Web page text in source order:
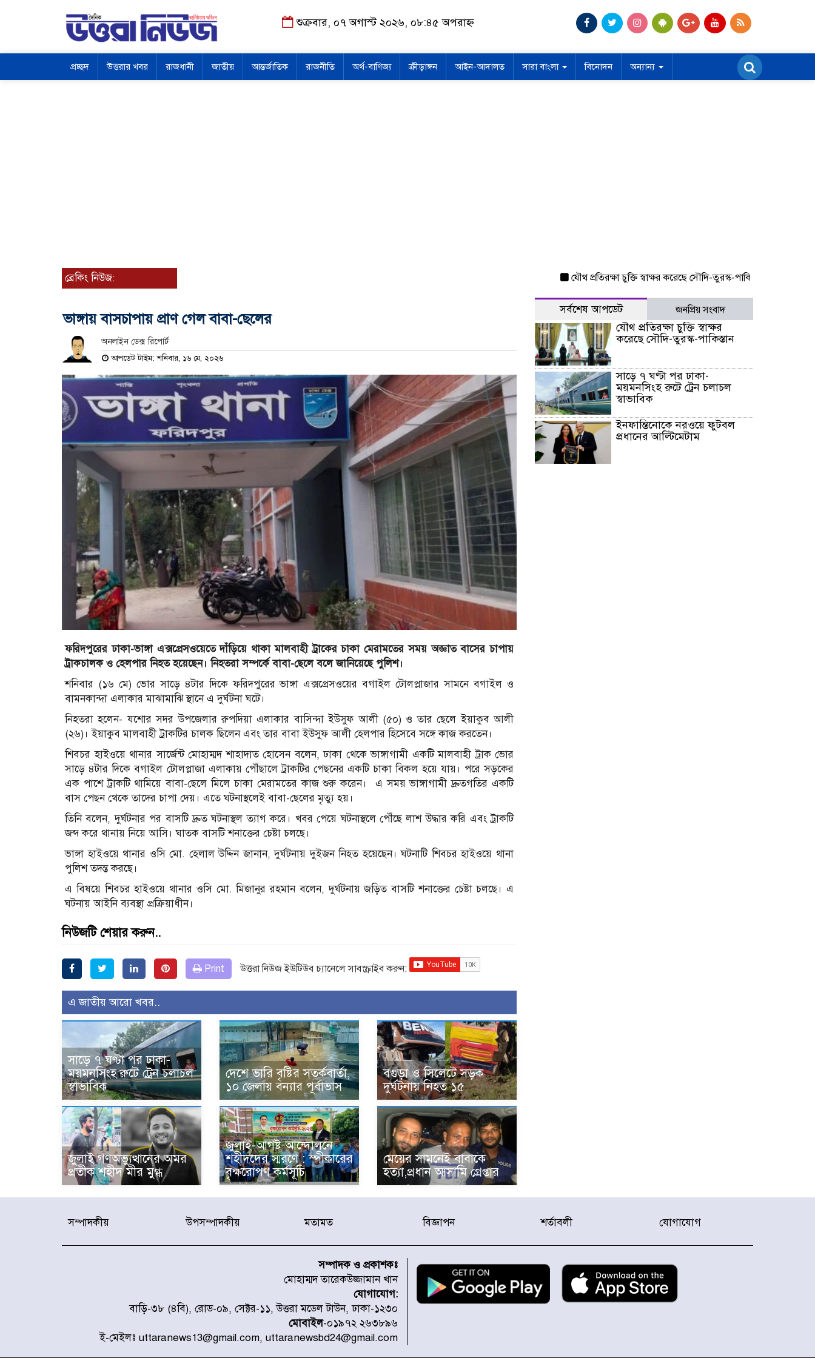
শুক্রবার, ০৭ অগাস্ট ২০২৬, ০৮:৪৫ অপরাহ্ন
প্রচ্ছদ উত্তরার খবর রাজধানী জাতীয় আন্তর্জাতিক রাজনীতি অর্থ-বাণিজ্য ক্রীড়াঙ্গন আইন-আদালত সারা বাংলা বিনোদন অন্যান্য
ব্রেকিং নিউজ: যৌথ প্রতিরক্ষা চুক্তি স্বাক্ষর করেছে সৌদি-তুরস্ক-পাকিস্তান
ভাঙ্গায় বাসচাপায় প্রাণ গেল বাবা-ছেলের
অনলাইন ডেক্স রিপোর্ট
আপডেট টাইম: শনিবার, ১৬ মে, ২০২৬
ফরিদপুরের ঢাকা-ভাঙ্গা এক্সপ্রেসওয়েতে দাঁড়িয়ে থাকা মালবাহী ট্রাকের চাকা মেরামতের সময় অজ্ঞাত বাসের চাপায়
ট্রাকচালক ও হেলপার নিহত হয়েছেন। নিহতরা সম্পর্কে বাবা-ছেলে বলে জানিয়েছে পুলিশ।
শনিবার (১৬ মে) ভোর সাড়ে ৪টার দিকে ফরিদপুরের ভাঙ্গা এক্সপ্রেসওয়ের বগাইল টোলপ্লাজার সামনে বগাইল ও
বামনকান্দা এলাকার মাঝামাঝি স্থানে এ দুর্ঘটনা ঘটে।
নিহতরা হলেন- যশোর সদর উপজেলার রুপদিয়া এলাকার বাসিন্দা ইউসুফ আলী (৫০) ও তার ছেলে ইয়াকুব আলী
(২৬)। ইয়াকুব মালবাহী ট্রাকটির চালক ছিলেন এবং তার বাবা ইউসুফ আলী হেলপার হিসেবে সঙ্গে কাজ করতেন।
শিবচর হাইওয়ে থানার সার্জেন্ট মোহাম্মদ শাহাদাত হোসেন বলেন, ঢাকা থেকে ভাঙ্গাগামী একটি মালবাহী ট্রাক ভোর
সাড়ে ৪টার দিকে বগাইল টোলপ্লাজা এলাকায় পৌঁছালে ট্রাকটির পেছনের একটি চাকা বিকল হয়ে যায়। পরে সড়কের
এক পাশে ট্রাকটি থামিয়ে বাবা-ছেলে মিলে চাকা মেরামতের কাজ শুরু করেন। এ সময় ভাঙ্গাগামী দ্রুতগতির একটি
বাস পেছন থেকে তাদের চাপা দেয়। এতে ঘটনাস্থলেই বাবা-ছেলের মৃত্যু হয়।
তিনি বলেন, দুর্ঘটনার পর বাসটি দ্রুত ঘটনাস্থল ত্যাগ করে। খবর পেয়ে ঘটনাস্থলে পৌঁছে লাশ উদ্ধার করি এবং ট্রাকটি
জব্দ করে থানায় নিয়ে আসি। ঘাতক বাসটি শনাক্তের চেষ্টা চলছে।
ভাঙ্গা হাইওয়ে থানার ওসি মো. হেলাল উদ্দিন জানান, দুর্ঘটনায় দুইজন নিহত হয়েছেন। ঘটনাটি শিবচর হাইওয়ে থানা
পুলিশ তদন্ত করছে।
এ বিষয়ে শিবচর হাইওয়ে থানার ওসি মো. মিজানুর রহমান বলেন, দুর্ঘটনায় জড়িত বাসটি শনাক্তের চেষ্টা চলছে। এ
ঘটনায় আইনি ব্যবস্থা প্রক্রিয়াধীন।
নিউজটি শেয়ার করুন..
Print উত্তরা নিউজ ইউটিউব চ্যানেলে সাবস্ক্রাইব করুন:
এ জাতীয় আরো খবর..
সাড়ে ৭ ঘণ্টা পর ঢাকা-
ময়মনসিংহ রুটে ট্রেন চলাচল
স্বাভাবিক
দেশে ভারি বৃষ্টির সতর্কবার্তা,
১০ জেলায় বন্যার পূর্বাভাস
বগুড়া ও সিলেটে সড়ক
দুর্ঘটনায় নিহত ১৫
জুলাই গণঅভ্যুত্থানের অমর
প্রতীক শহীদ মীর মুগ্ধ
জুলাই-আগষ্ট আন্দোলনে
শহীদদের স্মরণে : স্পীকারের
বৃক্ষরোপণ কর্মসূচি
মেয়ের সামনেই বাবাকে
হত্যা,প্রধান আসামি গ্রেপ্তার
সর্বশেষ আপডেট জনপ্রিয় সংবাদ
যৌথ প্রতিরক্ষা চুক্তি স্বাক্ষর
করেছে সৌদি-তুরস্ক-পাকিস্তান
সাড়ে ৭ ঘণ্টা পর ঢাকা-
ময়মনসিংহ রুটে ট্রেন চলাচল
স্বাভাবিক
ইনফান্তিনোকে নরওয়ে ফুটবল
প্রধানের আল্টিমেটাম
সম্পাদকীয় উপসম্পাদকীয় মতামত বিজ্ঞাপন শর্তাবলী যোগাযোগ
সম্পাদক ও প্রকাশকঃ
মোহাম্মদ তারেকউজ্জামান খান
যোগাযোগ:
বাড়ি-৩৮ (৪বি), রোড-০৯, সেক্টর-১১, উত্তরা মডেল টাউন, ঢাকা-১২৩০
মোবাইল-০১৯৭২ ২৬৩৮৯৬
ই-মেইলঃ uttaranews13@gmail.com, uttaranewsbd24@gmail.com